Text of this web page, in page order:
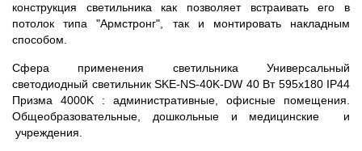
конструкция светильника как позволяет встраивать его в
потолок типа "Армстронг", так и монтировать накладным
способом.
Сфера применения светильника Универсальный
светодиодный светильник SKE-NS-40K-DW 40 Вт 595x180 IP44
Призма 4000K : административные, офисные помещения.
Общеобразовательные, дошкольные и медицинские и
учреждения.